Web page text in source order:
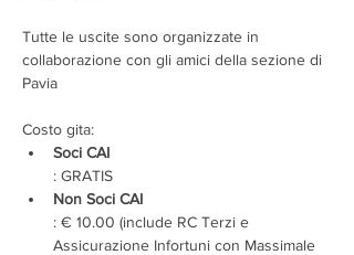
Tutte le uscite sono organizzate in
collaborazione con gli amici della sezione di
Pavia
Costo gita:
Soci CAI
: GRATIS
Non Soci CAI
: € 10.00 (include RC Terzi e
Assicurazione Infortuni con Massimale